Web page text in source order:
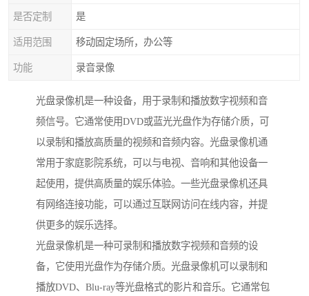
是否定制 是
适用范围 移动固定场所，办公等
功能 录音录像
光盘录像机是一种设备，用于录制和播放数字视频和音
频信号。它通常使用DVD或蓝光光盘作为存储介质，可
以录制和播放高质量的视频和音频内容。光盘录像机通
常用于家庭影院系统，可以与电视、音响和其他设备一
起使用，提供高质量的娱乐体验。一些光盘录像机还具
有网络连接功能，可以通过互联网访问在线内容，并提
供更多的娱乐选择。
光盘录像机是一种可录制和播放数字视频和音频的设
备，它使用光盘作为存储介质。光盘录像机可以录制和
播放DVD、Blu-ray等光盘格式的影片和音乐。它通常包